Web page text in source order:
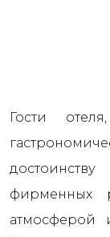
Гости
фирменных
атмосферой